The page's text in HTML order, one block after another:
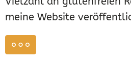
meine Website